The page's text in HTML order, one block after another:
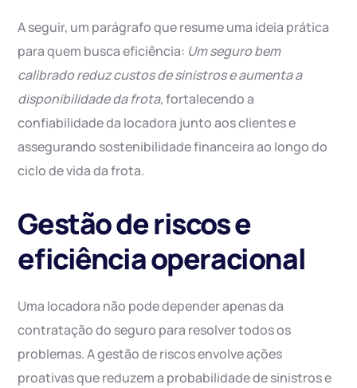
A seguir, um parágrafo que resume uma ideia prática
para quem busca eficiência: Um seguro bem
calibrado reduz custos de sinistros e aumenta a
disponibilidade da frota, fortalecendo a
confiabilidade da locadora junto aos clientes e
assegurando sostenibilidade financeira ao longo do
ciclo de vida da frota.
Gestão de riscos e
eficiência operacional
Uma locadora não pode depender apenas da
contratação do seguro para resolver todos os
problemas. A gestão de riscos envolve ações
proativas que reduzem a probabilidade de sinistros e